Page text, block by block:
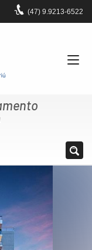
(47) 9.9213-6522